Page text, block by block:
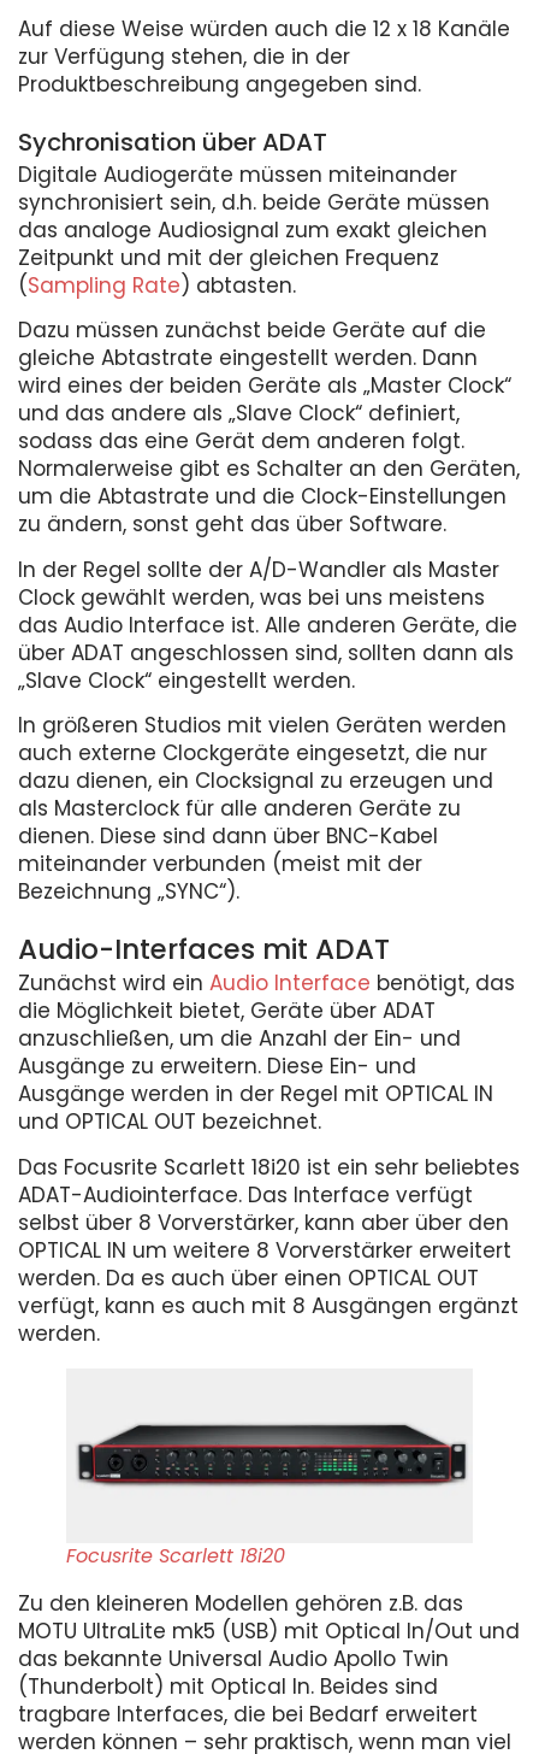
Auf diese Weise würden auch die 12 x 18 Kanäle
zur Verfügung stehen, die in der
Produktbeschreibung angegeben sind.
Sychronisation über ADAT
Digitale Audiogeräte müssen miteinander
synchronisiert sein, d.h. beide Geräte müssen
das analoge Audiosignal zum exakt gleichen
Zeitpunkt und mit der gleichen Frequenz
(Sampling Rate) abtasten.
Dazu müssen zunächst beide Geräte auf die
gleiche Abtastrate eingestellt werden. Dann
wird eines der beiden Geräte als „Master Clock“
und das andere als „Slave Clock“ definiert,
sodass das eine Gerät dem anderen folgt.
Normalerweise gibt es Schalter an den Geräten,
um die Abtastrate und die Clock-Einstellungen
zu ändern, sonst geht das über Software.
In der Regel sollte der A/D-Wandler als Master
Clock gewählt werden, was bei uns meistens
das Audio Interface ist. Alle anderen Geräte, die
über ADAT angeschlossen sind, sollten dann als
„Slave Clock“ eingestellt werden.
In größeren Studios mit vielen Geräten werden
auch externe Clockgeräte eingesetzt, die nur
dazu dienen, ein Clocksignal zu erzeugen und
als Masterclock für alle anderen Geräte zu
dienen. Diese sind dann über BNC-Kabel
miteinander verbunden (meist mit der
Bezeichnung „SYNC“).
Audio-Interfaces mit ADAT
Zunächst wird ein Audio Interface benötigt, das
die Möglichkeit bietet, Geräte über ADAT
anzuschließen, um die Anzahl der Ein- und
Ausgänge zu erweitern. Diese Ein- und
Ausgänge werden in der Regel mit OPTICAL IN
und OPTICAL OUT bezeichnet.
Das Focusrite Scarlett 18i20 ist ein sehr beliebtes
ADAT-Audiointerface. Das Interface verfügt
selbst über 8 Vorverstärker, kann aber über den
OPTICAL IN um weitere 8 Vorverstärker erweitert
werden. Da es auch über einen OPTICAL OUT
verfügt, kann es auch mit 8 Ausgängen ergänzt
werden.
Focusrite Scarlett 18i20
Zu den kleineren Modellen gehören z.B. das
MOTU UltraLite mk5 (USB) mit Optical In/Out und
das bekannte Universal Audio Apollo Twin
(Thunderbolt) mit Optical In. Beides sind
tragbare Interfaces, die bei Bedarf erweitert
werden können – sehr praktisch, wenn man viel